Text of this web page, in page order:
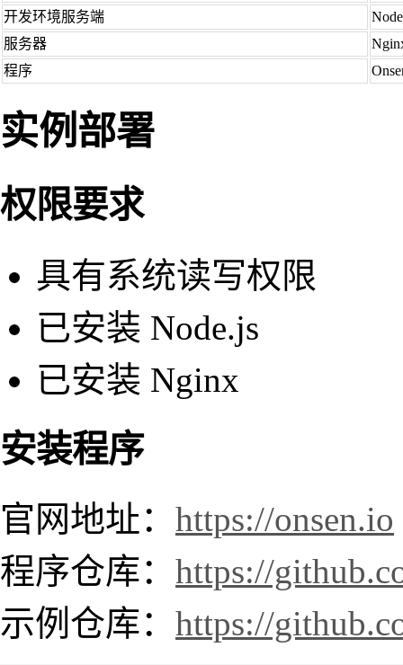
开发环境服务端
服务器
程序
实例部署
权限要求
具有系统读写权限
已安装 Node.js
已安装 Nginx
安装程序
官网地址： https://onsen.io
程序仓库： https://
示例仓库： https://